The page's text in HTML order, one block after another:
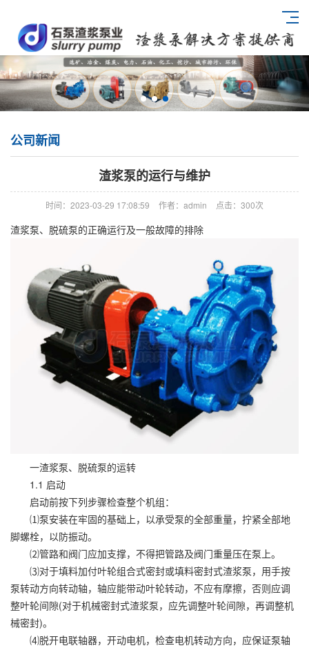
公司新闻
渣浆泵的运行与维护
时间：2023-03-29 17:08:59 作者：admin 点击： 300次
渣浆泵、脱硫泵的正确运行及一般故障的排除
一渣浆泵、脱硫泵的运转
1.1 启动
启动前按下列步骤检查整个机组：
⑴泵安装在牢固的基础上，以承受泵的全部重量，拧紧全部地
脚螺栓，以防振动。
⑵管路和阀门应加支撑，不得把管路及阀门重量压在泵上。
⑶对于填料加付叶轮组合式密封或填料密封式渣浆泵，用手按
泵转动方向转动轴，轴应能带动叶轮转动，不应有摩擦，否则应调
整叶轮间隙(对于机械密封式渣浆泵，应先调整叶轮间隙，再调整机
械密封)。
⑷脱开电联轴器，开动电机，检查电机转动方向，应保证泵轴